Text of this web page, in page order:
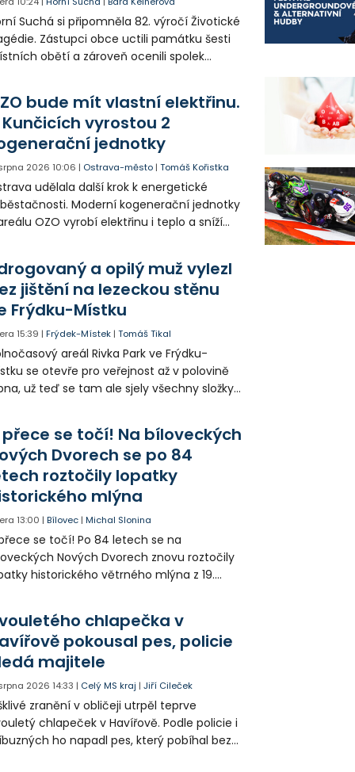
Suchá si připomněla 82. výročí Životické
Zástupci obce uctili památku šesti
obětí a zároveň ocenili spolek
bude mít vlastní elektřinu.
Kunčicích vyrostou 2
jednotky
2026 10:06 | Ostrava-město |Tomáš Kořistka
udělala další krok k energetické
Moderní kogenerační jednotky
OZO vyrobí elektřinu i teplo a sníží
a opilý muž vylezl
jištění na lezeckou stěnu
Frýdku-Místku
15:39 |Frýdek-Místek |Tomáš Tikal
areál Rivka Park ve Frýdku-
se otevře pro veřejnost až v polovině
už teď se tam ale sjely všechny složky
Vyšplhal na lezeckou stěnu a nemohl
přece se točí! Na bíloveckých
Dvorech se po 84
roztočily lopatky
mlýna
13:00 |Bílovec |Michal Slonina
se točí! Po 84 letech se na
Nových Dvorech znovu roztočily
historického větrného mlýna z 19.
chlapečka v
pokousal pes, policie
majitele
2026 14:33 | Celý MS kraj |Jiří Cileček
zranění v obličeji utrpěl teprve
chlapeček v Havířově. Podle policie i
ho napadl pes, který pobíhal bez